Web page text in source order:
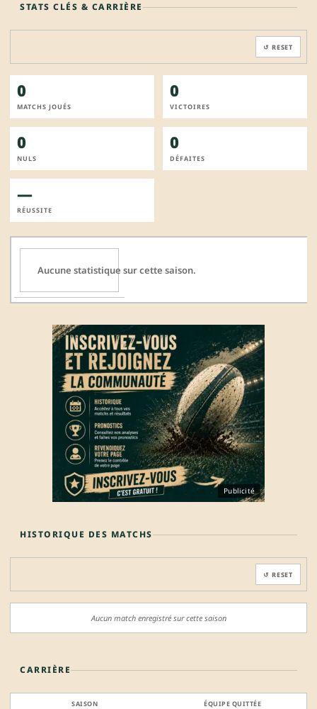
STATS CLÉS & CARRIÈRE
↺ RESET
0
MATCHS JOUÉS
0
VICTOIRES
0
NULS
0
DÉFAITES
—
RÉUSSITE
Aucune statistique sur cette saison.
Publicité
HISTORIQUE DES MATCHS
↺ RESET
Aucun match enregistré sur cette saison
CARRIÈRE